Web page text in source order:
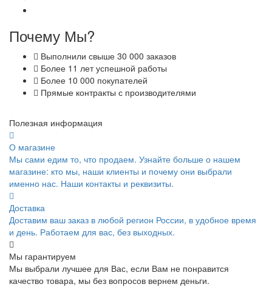
Почему Мы?
Выполнили свыше 30 000 заказов
Более 11 лет успешной работы
Более 10 000 покупателей
Прямые контракты с производителями
Полезная информация
О магазине
Мы сами едим то, что продаем. Узнайте больше о нашем
магазине: кто мы, наши клиенты и почему они выбрали
именно нас. Наши контакты и реквизиты.
Доставка
Доставим ваш заказ в любой регион России, в удобное время
и день. Работаем для вас, без выходных.
Мы гарантируем
Мы выбрали лучшее для Вас, если Вам не понравится
качество товара, мы без вопросов вернем деньги.